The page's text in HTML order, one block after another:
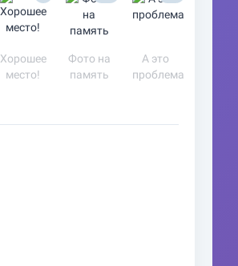
Хорошее
место!
Фото на
память
А это
проблема